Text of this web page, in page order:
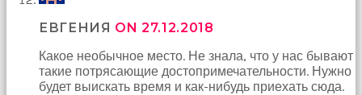
ЕВГЕНИЯ ON 27.12.2018
Какое необычное место. Не знала, что у нас бывают
такие потрясающие достопримечательности. Нужно
будет выискать время и как-нибудь приехать сюда.